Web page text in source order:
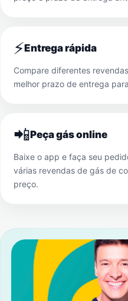
⚡Entrega rápida
Compare diferentes
melhor prazo de entrega
📲Peça gás online
Baixe o app e faça seu
várias revendas de gás de
preço.